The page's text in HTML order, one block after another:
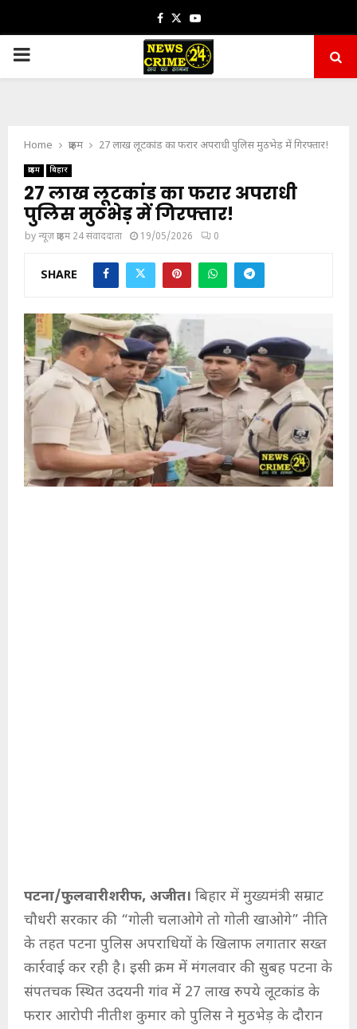
Facebook
TwitterYoutube
PRIMARY
Home क्राइम 27 लाख लूटकांड का फरार अपराधी पुलिस मुठभेड़ में गिरफ्तार!
क्राइम बिहार
27 लाख लूटकांड का फरार अपराधी
पुलिस मुठभेड़ में गिरफ्तार!
byन्यूज़ क्राइम 24 संवाददाता 19/05/2026 0
SHARE
पटना/फुलवारीशरीफ, अजीत। बिहार में मुख्यमंत्री सम्राट
चौधरी सरकार की “गोली चलाओगे तो गोली खाओगे” नीति
के तहत पटना पुलिस अपराधियों के खिलाफ लगातार सख्त
कार्रवाई कर रही है। इसी क्रम में मंगलवार की सुबह पटना के
संपतचक स्थित उदयनी गांव में 27 लाख रुपये लूटकांड के
फरार आरोपी नीतीश कुमार को पुलिस ने मुठभेड़ के दौरान